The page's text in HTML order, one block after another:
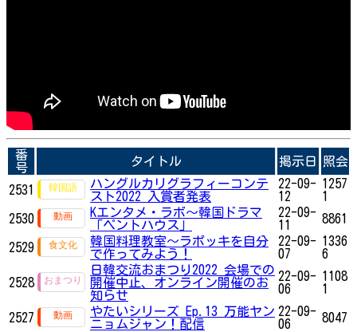
番
号
タイトル 掲示日 照会
2531
ハングルカリグラフィーコンテ
スト2022 入賞者発表
22-09-
12
1257
1
2530
Kエンタメ・ラボ～韓国ドラマ
「ペントハウス」
22-09-
11
8861
2529
韓国料理教室〜ラポッキを自分
で作ってみよう！
22-09-
07
1336
6
2528
日韓交流おまつり2022 会場での
開催中止、オンライン開催のお
知らせ
22-09-
06
1108
1
2527
やたいシリーズ Ep.13 万能ヤン
ニョムジャン！配信
22-09-
06
8047